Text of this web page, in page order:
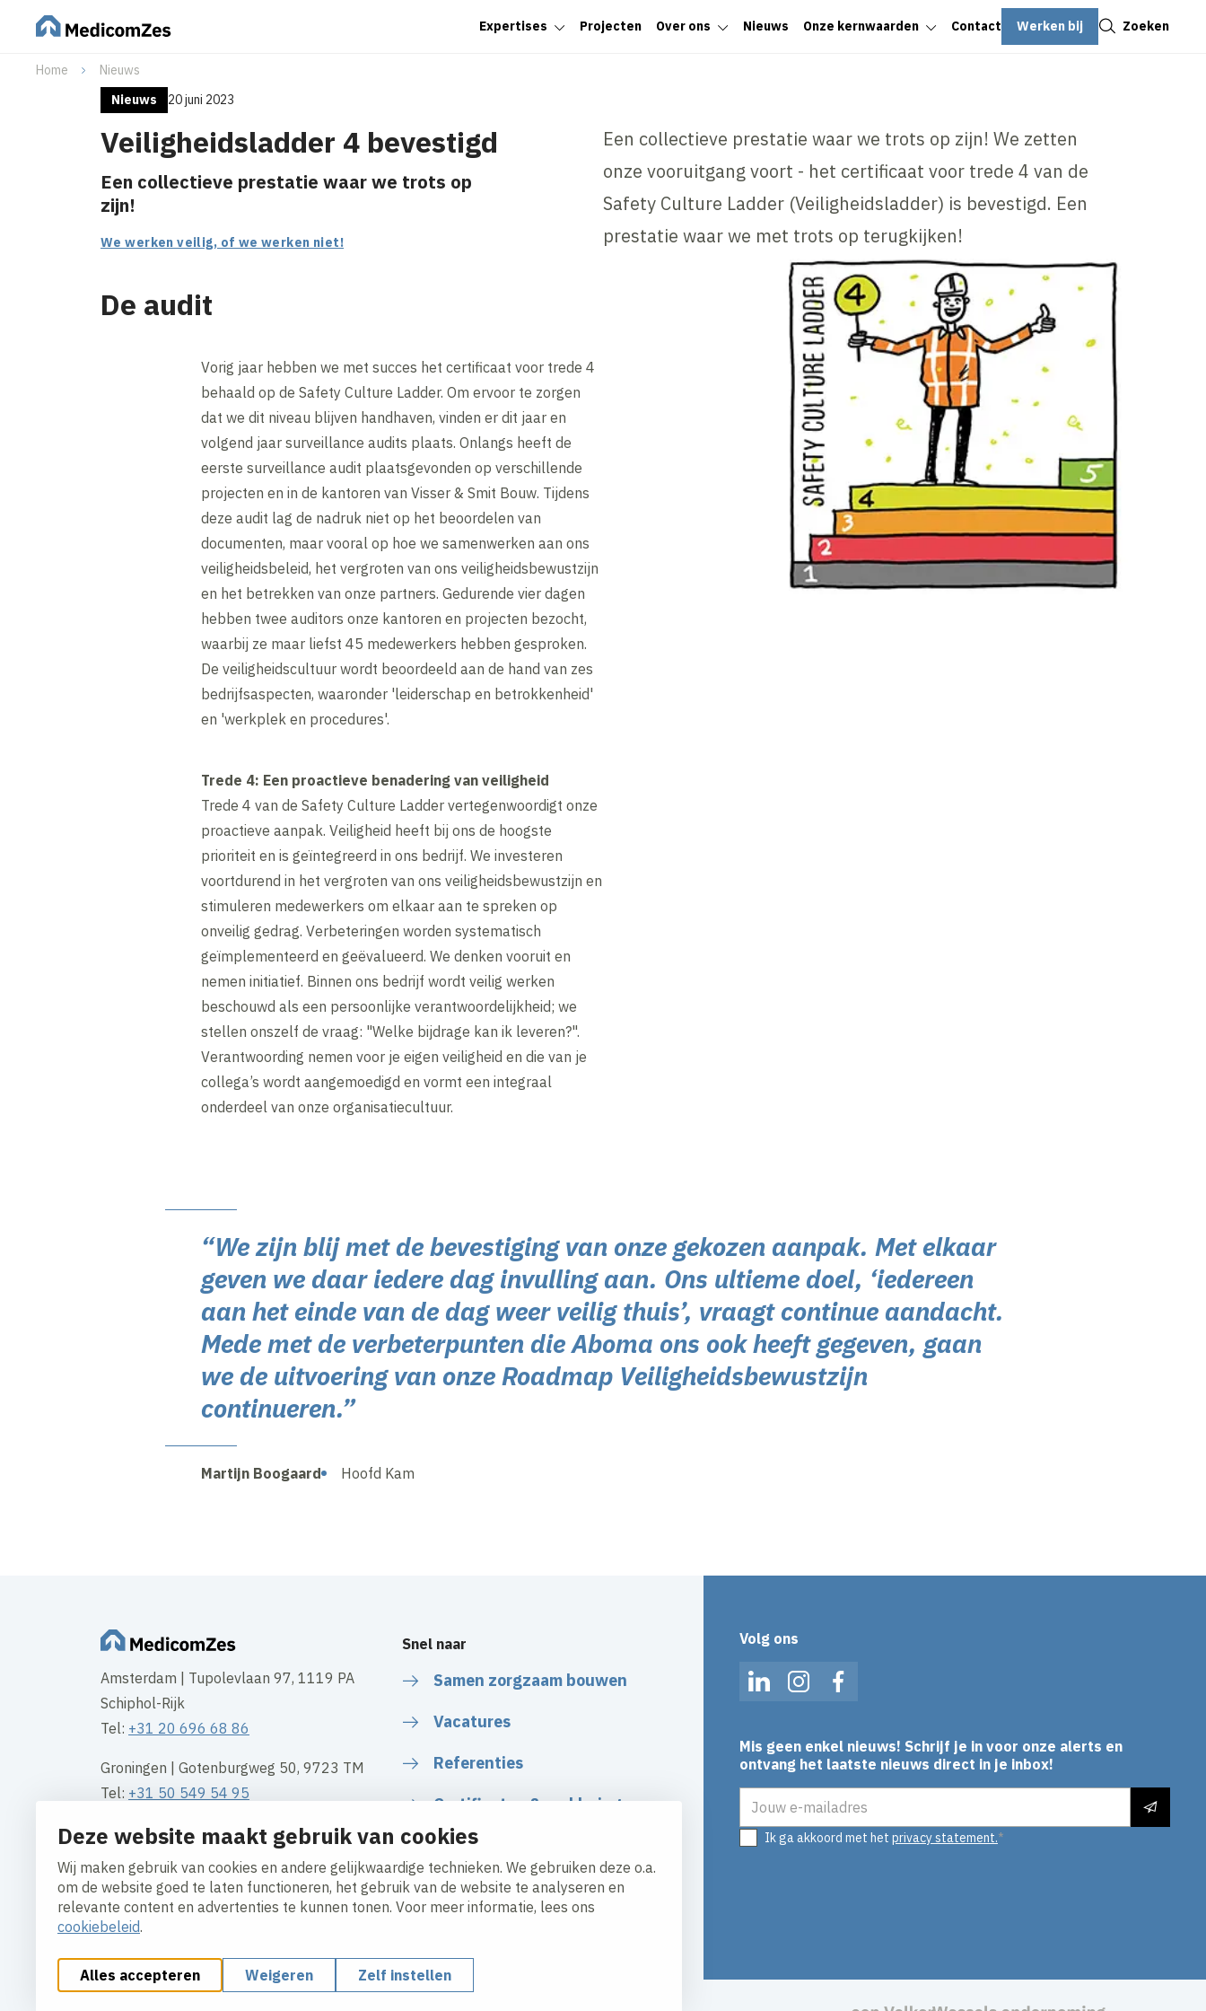
Deze website maakt gebruik van cookies
Wij maken gebruik van cookies en andere gelijkwaardige technieken. We gebruiken deze o.a.
om de website goed te laten functioneren, het gebruik van de website te analyseren en
relevante content en advertenties te kunnen tonen. Voor meer informatie, lees ons
cookiebeleid.
Alles accepteren Weigeren Zelf instellen
Expertises Projecten Over ons Nieuws Onze kernwaarden Contact Werken bij Zoeken
Home
Nieuws
Nieuws
20 juni 2023
Veiligheidsladder 4 bevestigd
Een collectieve prestatie waar we trots op
zijn!
We werken veilig, of we werken niet!
Een collectieve prestatie waar we trots op zijn! We zetten
onze vooruitgang voort - het certificaat voor trede 4 van de
Safety Culture Ladder (Veiligheidsladder) is bevestigd. Een
prestatie waar we met trots op terugkijken!
De audit
Vorig jaar hebben we met succes het certificaat voor trede 4
behaald op de Safety Culture Ladder. Om ervoor te zorgen
dat we dit niveau blijven handhaven, vinden er dit jaar en
volgend jaar surveillance audits plaats. Onlangs heeft de
eerste surveillance audit plaatsgevonden op verschillende
projecten en in de kantoren van Visser & Smit Bouw. Tijdens
deze audit lag de nadruk niet op het beoordelen van
documenten, maar vooral op hoe we samenwerken aan ons
veiligheidsbeleid, het vergroten van ons veiligheidsbewustzijn
en het betrekken van onze partners. Gedurende vier dagen
hebben twee auditors onze kantoren en projecten bezocht,
waarbij ze maar liefst 45 medewerkers hebben gesproken.
De veiligheidscultuur wordt beoordeeld aan de hand van zes
bedrijfsaspecten, waaronder 'leiderschap en betrokkenheid'
en 'werkplek en procedures'.
Trede 4: Een proactieve benadering van veiligheid
Trede 4 van de Safety Culture Ladder vertegenwoordigt onze
proactieve aanpak. Veiligheid heeft bij ons de hoogste
prioriteit en is geïntegreerd in ons bedrijf. We investeren
voortdurend in het vergroten van ons veiligheidsbewustzijn en
stimuleren medewerkers om elkaar aan te spreken op
onveilig gedrag. Verbeteringen worden systematisch
geïmplementeerd en geëvalueerd. We denken vooruit en
nemen initiatief. Binnen ons bedrijf wordt veilig werken
beschouwd als een persoonlijke verantwoordelijkheid; we
stellen onszelf de vraag: "Welke bijdrage kan ik leveren?".
Verantwoording nemen voor je eigen veiligheid en die van je
collega’s wordt aangemoedigd en vormt een integraal
onderdeel van onze organisatiecultuur.
“We zijn blij met de bevestiging van onze gekozen aanpak. Met elkaar
geven we daar iedere dag invulling aan. Ons ultieme doel, ‘iedereen
aan het einde van de dag weer veilig thuis’, vraagt continue aandacht.
Mede met de verbeterpunten die Aboma ons ook heeft gegeven, gaan
we de uitvoering van onze Roadmap Veiligheidsbewustzijn
continueren.”
Martijn Boogaard Hoofd Kam
Amsterdam | Tupolevlaan 97, 1119 PA
Schiphol-Rijk
Tel: +31 20 696 68 86
Groningen | Gotenburgweg 50, 9723 TM
Tel: +31 50 549 54 95
Rotterdam | Waalhaven Z.z. 11, 3089 JH
Tel
+31 10 313 10 00
Contact
Snel naar
Samen zorgzaam bouwen
Vacatures
Referenties
Certificaten & verklaringen
Algemene Voorwaarden
Volg ons
LinkedInInstagramFacebook
Mis geen enkel nieuws! Schrijf je in voor onze alerts en
ontvang het laatste nieuws direct in je inbox!
Ik ga akkoord met het privacy statement.
Sluiten